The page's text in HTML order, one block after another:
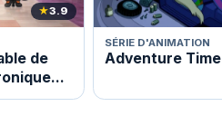
★3.9
de
SÉRIE D'ANIMATION
Adventure Time